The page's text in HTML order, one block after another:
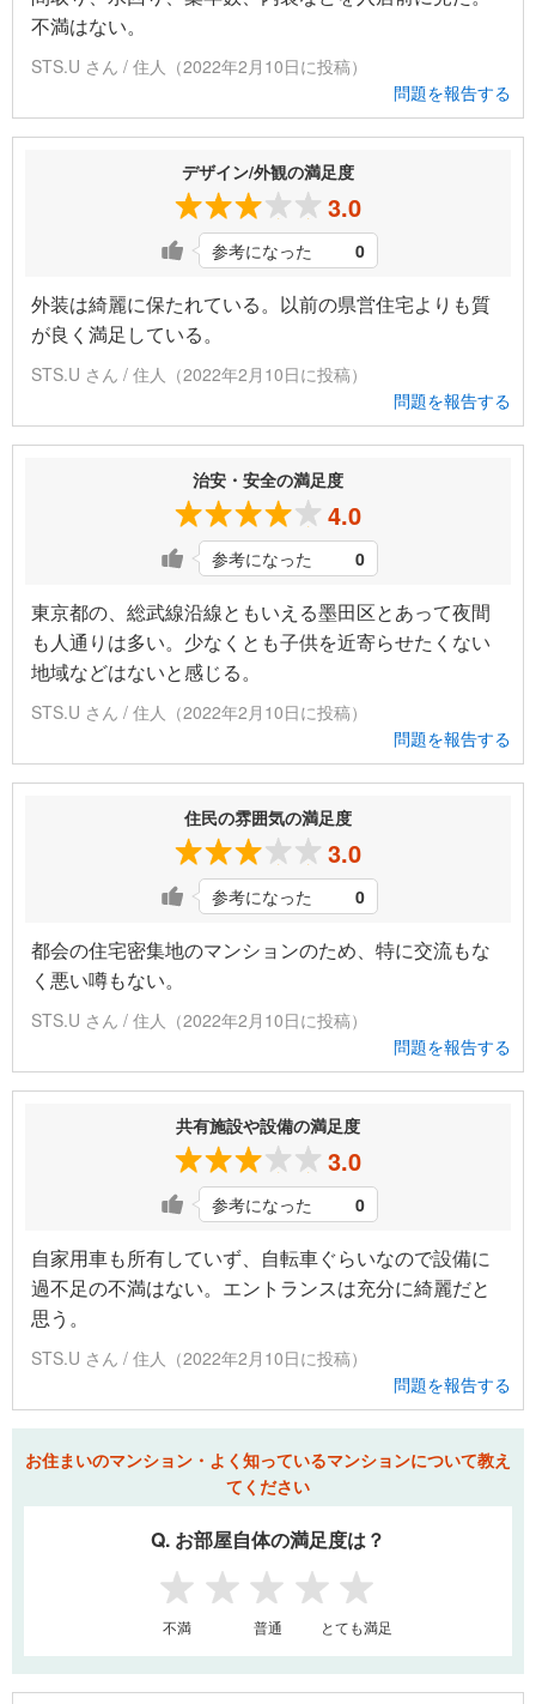
不満はない。
STS.U さん / 住人（2022年2月10日に投稿）
問題を報告する
デザイン/外観の満足度
3.0
参考になった 0
外装は綺麗に保たれている。以前の県営住宅よりも質
が良く満足している。
STS.U さん / 住人（2022年2月10日に投稿）
問題を報告する
治安・安全の満足度
4.0
参考になった 0
東京都の、総武線沿線ともいえる墨田区とあって夜間
も人通りは多い。少なくとも子供を近寄らせたくない
地域などはないと感じる。
STS.U さん / 住人（2022年2月10日に投稿）
問題を報告する
住民の雰囲気の満足度
3.0
参考になった 0
都会の住宅密集地のマンションのため、特に交流もな
く悪い噂もない。
STS.U さん / 住人（2022年2月10日に投稿）
問題を報告する
共有施設や設備の満足度
3.0
参考になった 0
自家用車も所有していず、自転車ぐらいなので設備に
過不足の不満はない。エントランスは充分に綺麗だと
思う。
STS.U さん / 住人（2022年2月10日に投稿）
問題を報告する
お住まいのマンション・よく知っているマンションについて教え
てください
Q. お部屋自体の満足度は？
1 2 3 4 5
不満 普通 とても満足